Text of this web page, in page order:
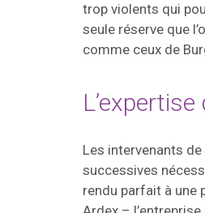
trop violents qui
seule réserve que
comme ceux de
Les intervenants
successives
rendu parfait à une